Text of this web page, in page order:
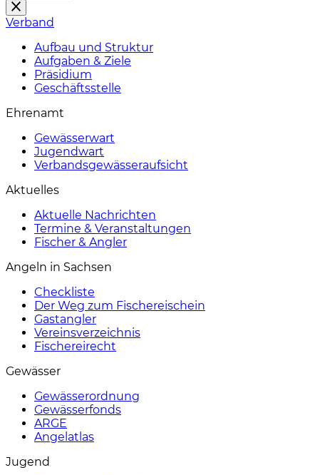
Verband
Aufbau und Struktur
Aufgaben & Ziele
Präsidium
Geschäftsstelle
Ehrenamt
Gewässerwart
Jugendwart
Verbandsgewässeraufsicht
Aktuelles
Aktuelle Nachrichten
Termine & Veranstaltungen
Fischer & Angler
Angeln in Sachsen
Checkliste
Der Weg zum Fischereischein
Gastangler
Vereinsverzeichnis
Fischereirecht
Gewässer
Gewässerordnung
Gewässerfonds
ARGE
Angelatlas
Jugend